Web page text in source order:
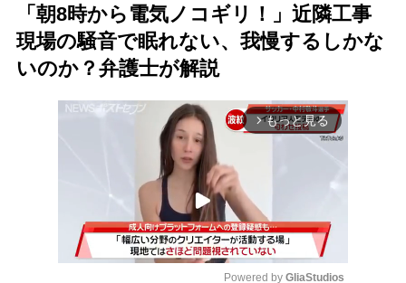
「朝8時から電気ノコギリ！」近隣工事
現場の騒音で眠れない、我慢するしかな
いのか？弁護士が解説
arrow_forward_ios もっと見る
Powered by GliaStudios